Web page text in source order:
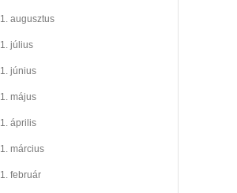
augusztus
július
június
május
április
március
február